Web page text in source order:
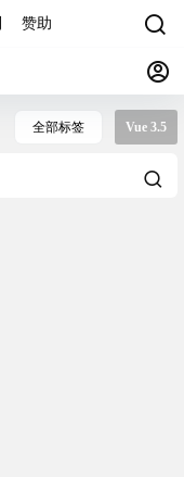
赞助
全部标签 Vue 3.5